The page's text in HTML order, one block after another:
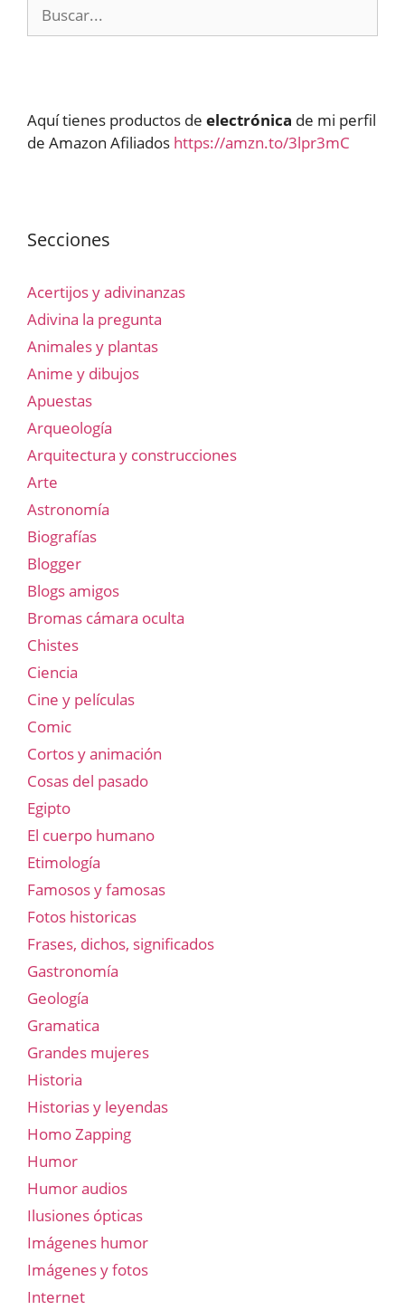
Aquí tienes productos de electrónica de mi perfil
de Amazon Afiliados https://amzn.to/3lpr3mC
Secciones
Acertijos y adivinanzas
Adivina la pregunta
Animales y plantas
Anime y dibujos
Apuestas
Arqueología
Arquitectura y construcciones
Arte
Astronomía
Biografías
Blogger
Blogs amigos
Bromas cámara oculta
Chistes
Ciencia
Cine y películas
Comic
Cortos y animación
Cosas del pasado
Egipto
El cuerpo humano
Etimología
Famosos y famosas
Fotos historicas
Frases, dichos, significados
Gastronomía
Geología
Gramatica
Grandes mujeres
Historia
Historias y leyendas
Homo Zapping
Humor
Humor audios
Ilusiones ópticas
Imágenes humor
Imágenes y fotos
Internet